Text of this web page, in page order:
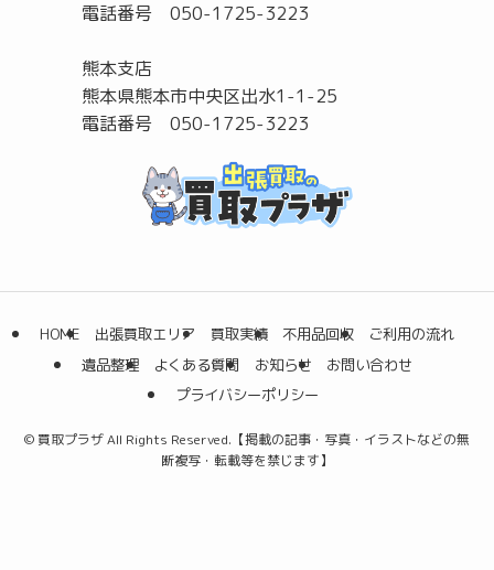
電話番号 050-1725-3223
熊本支店
熊本県熊本市中央区出水1-1-25
電話番号 050-1725-3223
HOME 出張買取エリア 買取実績 不用品回収
ご利用の流れ
遺品整理
よくある質問 お知らせ
お問い合わせ
プライバシーポリシー
© 買取プラザ All Rights Reserved.【掲載の記事・写真・イラストなどの無
断複写・転載等を禁じます】